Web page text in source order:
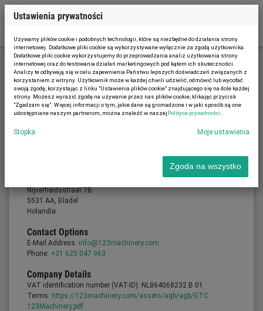
Stopka
angielskim)
Dyrektorka zarządzająca: Joris van Gompel
Nijverheidsstraat 7B
5531 AA, Bladel
Holandia
Contact Options
E-Mail Address: info@123machinery.com
Phone: +31 625 047 963
Company Details
VAT identification number (VAT-ID): NL864068232 B 01
Terms: https://123machinery.com/assets/agb/agb/GTC -
123Machinery.pdf
Ustawienia prywatności
Używamy plików cookie i podobnych technologii, które są niezbędne do działania strony
internetowej. Dodatkowe pliki cookie są wykorzystywane wyłącznie za zgodą użytkownika.
Dodatkowe pliki cookie wykorzystujemy do przeprowadzania analiz użytkowania strony
internetowej oraz do testowania działań marketingowych pod kątem ich skuteczności.
Analizy te odbywają się w celu zapewnienia Państwu lepszych doświadczeń związanych z
korzystaniem z witryny. Użytkownik może w każdej chwili udzielić, odmówić lub wycofać
swoją zgodę, korzystając z linku "Ustawienia plików cookie" znajdującego się na dole każdej
strony. Możesz wyrazić zgodę na używanie przez nas plików cookie, klikając przycisk
"Zgadzam się". Więcej informacji o tym, jakie dane są gromadzone i w jaki sposób są one
udostępniane naszym partnerom, można znaleźć w naszejPolityce prywatności
Stopka Moje ustawienia
Zgoda na wszystko